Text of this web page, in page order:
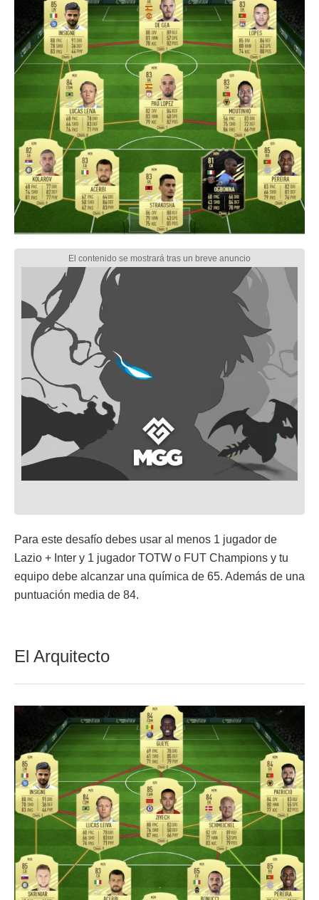
Para este desafío debes usar al menos 1 jugador de
Lazio + Inter y 1 jugador TOTW o FUT Champions y tu
equipo debe alcanzar una química de 65. Además de una
puntuación media de 84.
El Arquitecto